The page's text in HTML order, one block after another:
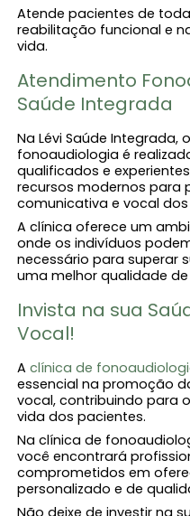
Atende pacientes de
reabilitação funcional e
vida.
Atendimento
Saúde Integrada
Na Lévi Saúde Integrada,
fonoaudiologia é
qualificados e
recursos modernos para
comunicativa e vocal
A clínica oferece um
onde os indivíduos
necessário para superar
uma melhor qualidade de
Invista na sua
Vocal!
Aclínica de
essencial na promoção
vocal, contribuindo para
vida dos pacientes.
Na clínica de
você encontrará
comprometidos em
personalizado e de
Não deixe de investir na